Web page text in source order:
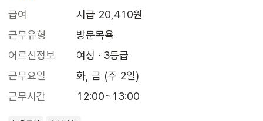
급여
시급 20,410원
근무유형
방문목욕
어르신정보
여성 · 3등급
근무요일
화, 금 (주 2일)
근무시간
12:00~13:00